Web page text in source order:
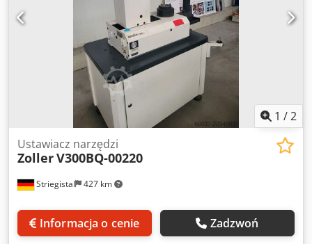
1 /2
Striegistal 427 km
Ustawiacz narzędzi
ZollerV300BQ-00220
Informacja o cenie Zadzwoń